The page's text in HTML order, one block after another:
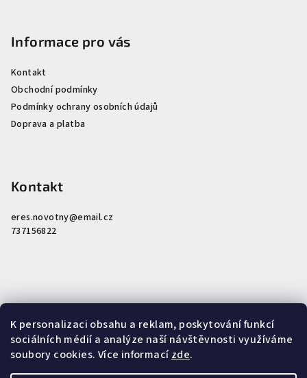
K personalizaci obsahu a reklam, poskytování funkcí
sociálních médií a analýze naší návštěvnosti využíváme
soubory cookies. Více informacízde.
Informace pro vás
Kontakt
Obchodní podmínky
Podmínky ochrany osobních údajů
Doprava a platba
Kontakt
eres.novotny@email.cz
737156822
Nákupní košík